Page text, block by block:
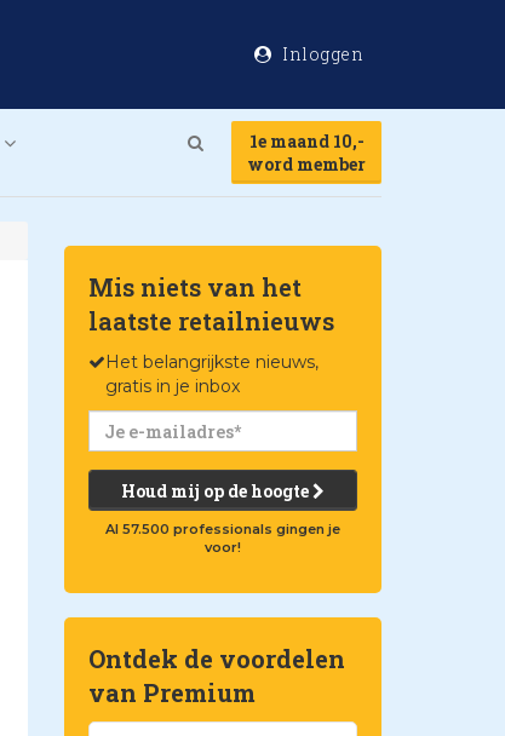
Inloggen
1e maand 10,-
word member
Mis niets van het
laatste retailnieuws
Het belangrijkste nieuws,
gratis in je inbox
Houd mij op de hoogte
Al 57.500 professionals gingen je
voor!
Ontdek de voordelen
van Premium